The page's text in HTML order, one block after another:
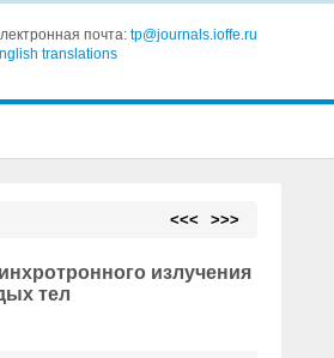
почта: tp@journals.ioffe.ru
translations
<<< >>>
излучения
тел